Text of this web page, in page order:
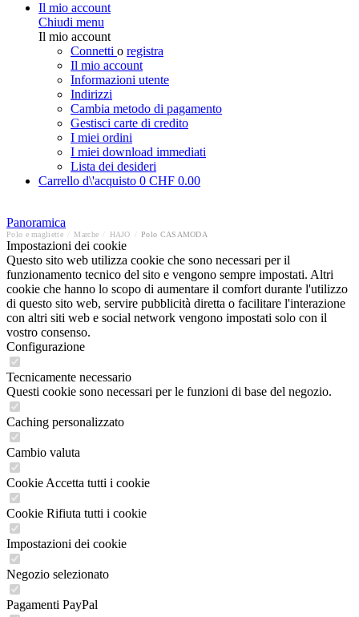
Il mio account
Chiudi menu
Il mio account
Connetti o registra
Il mio account
Informazioni utente
Indirizzi
Cambia metodo di pagamento
Gestisci carte di credito
I miei ordini
I miei download immediati
Lista dei desideri
Carrello d\'acquisto 0 CHF 0.00
Panoramica
Polo e magliette Marche HAJO Polo CASAMODA
Impostazioni dei cookie
Questo sito web utilizza cookie che sono necessari per il
funzionamento tecnico del sito e vengono sempre impostati. Altri
cookie che hanno lo scopo di aumentare il comfort durante l'utilizzo
di questo sito web, servire pubblicità diretta o facilitare l'interazione
con altri siti web e social network vengono impostati solo con il
vostro consenso.
Configurazione
Tecnicamente necessario
Questi cookie sono necessari per le funzioni di base del negozio.
Caching personalizzato
Cambio valuta
Cookie Accetta tutti i cookie
Cookie Rifiuta tutti i cookie
Impostazioni dei cookie
Negozio selezionato
Pagamenti PayPal